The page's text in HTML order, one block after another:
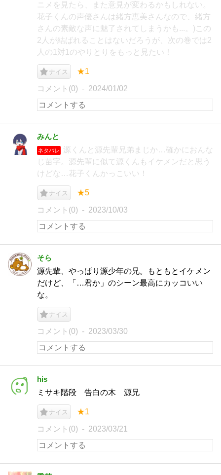
ニメを見たら、また意見が変わるかもしれない。
花子くんの声優さんは緒方恵美さんなので、緒方
さんの素敵な声に魅了されてしまうかも...。)この
2人が結ばれることはないだろうが、次の巻では2
人の1対1のやりとりをもっと見たい！
ナイス ★1
コメント(0) 2024/01/02
みんと
ネタバレ
源くんと源先輩兄弟まじか…確かにおんな
じ苗字。源先輩に似て源くんもイケメンだと思う
けどな…花子くんかっこいい！
ナイス ★5
コメント(0) 2023/10/03
そら
源先輩、やっぱり源少年の兄。もともとイケメン
だけど、「…君か」のシーン最高にカッコいい
な。
ナイス
コメント(0) 2023/03/30
his
ミサキ階段 告白の木 源兄
ナイス ★1
コメント(0) 2023/03/21